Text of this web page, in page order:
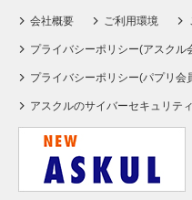
会社概要 ご利用環境
プライバシーポリシー(アスクル
プライバシーポリシー(パプリ会
アスクルのサイバーセキュリティ